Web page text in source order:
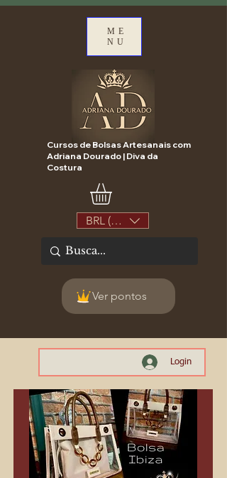
ME
NU
Cursos de Bolsas Artesanais com
Adriana Dourado | Diva da
Costura
BRL (R$)
Ver pontos
Login